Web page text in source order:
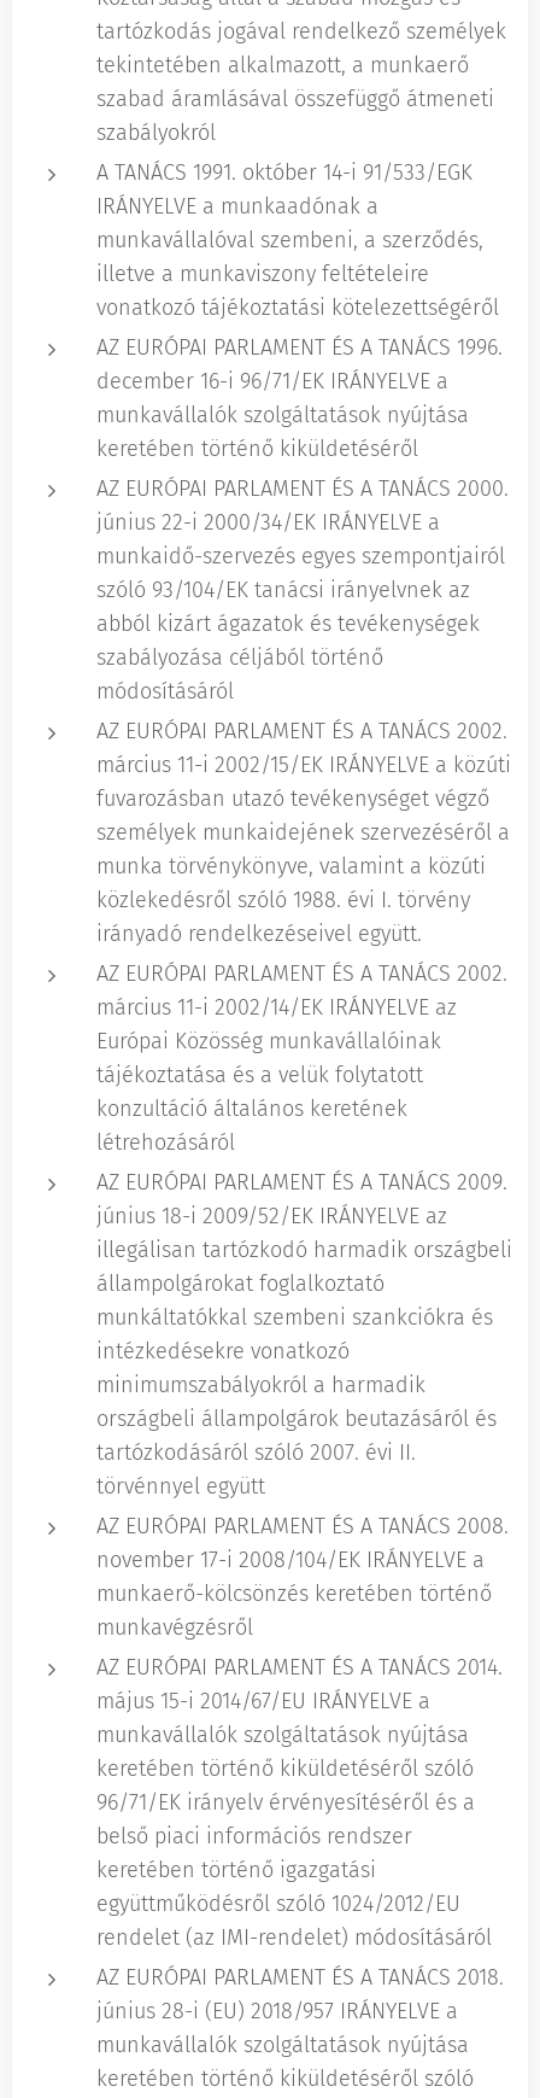
tartózkodás jogával rendelkező személyek
tekintetében alkalmazott, a munkaerő
szabad áramlásával összefüggő átmeneti
szabályokról
A TANÁCS 1991. október 14-i 91/533/EGK
IRÁNYELVE a munkaadónak a
munkavállalóval szembeni, a szerződés,
illetve a munkaviszony feltételeire
vonatkozó tájékoztatási kötelezettségéről
AZ EURÓPAI PARLAMENT ÉS A TANÁCS 1996.
december 16-i 96/71/EK IRÁNYELVE a
munkavállalók szolgáltatások nyújtása
keretében történő kiküldetéséről
AZ EURÓPAI PARLAMENT ÉS A TANÁCS 2000.
június 22-i 2000/34/EK IRÁNYELVE a
munkaidő-szervezés egyes szempontjairól
szóló 93/104/EK tanácsi irányelvnek az
abból kizárt ágazatok és tevékenységek
szabályozása céljából történő
módosításáról
AZ EURÓPAI PARLAMENT ÉS A TANÁCS 2002.
március 11-i 2002/15/EK IRÁNYELVE a közúti
fuvarozásban utazó tevékenységet végző
személyek munkaidejének szervezéséről a
munka törvénykönyve, valamint a közúti
közlekedésről szóló 1988. évi I. törvény
irányadó rendelkezéseivel együtt.
AZ EURÓPAI PARLAMENT ÉS A TANÁCS 2002.
március 11-i 2002/14/EK IRÁNYELVE az
Európai Közösség munkavállalóinak
tájékoztatása és a velük folytatott
konzultáció általános keretének
létrehozásáról
AZ EURÓPAI PARLAMENT ÉS A TANÁCS 2009.
június 18-i 2009/52/EK IRÁNYELVE az
illegálisan tartózkodó harmadik országbeli
állampolgárokat foglalkoztató
munkáltatókkal szembeni szankciókra és
intézkedésekre vonatkozó
minimumszabályokról a harmadik
országbeli állampolgárok beutazásáról és
tartózkodásáról szóló 2007. évi II.
törvénnyel együtt
AZ EURÓPAI PARLAMENT ÉS A TANÁCS 2008.
november 17-i 2008/104/EK IRÁNYELVE a
munkaerő-kölcsönzés keretében történő
munkavégzésről
AZ EURÓPAI PARLAMENT ÉS A TANÁCS 2014.
május 15-i 2014/67/EU IRÁNYELVE a
munkavállalók szolgáltatások nyújtása
keretében történő kiküldetéséről szóló
96/71/EK irányelv érvényesítéséről és a
belső piaci információs rendszer
keretében történő igazgatási
együttműködésről szóló 1024/2012/EU
rendelet (az IMI-rendelet) módosításáról
AZ EURÓPAI PARLAMENT ÉS A TANÁCS 2018.
június 28-i (EU) 2018/957 IRÁNYELVE a
munkavállalók szolgáltatások nyújtása
keretében történő kiküldetéséről szóló